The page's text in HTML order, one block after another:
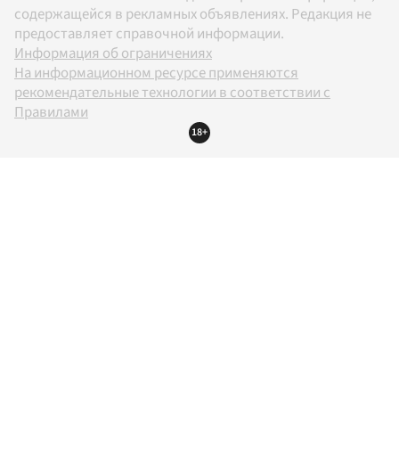
содержащейся в рекламных объявлениях. Редакция не
предоставляет справочной информации.
Информация об ограничениях
На информационном ресурсе применяются
рекомендательные технологии в соответствии с
Правилами
18+